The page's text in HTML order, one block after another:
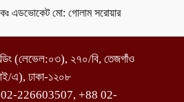
এডভোকেট মো: গোলাম সরোয়ার
(লেভেল:০৩), ২৭০/বি, তেজগাঁও
এ), ঢাকা-১২০৮
02-226603507, +88 02-